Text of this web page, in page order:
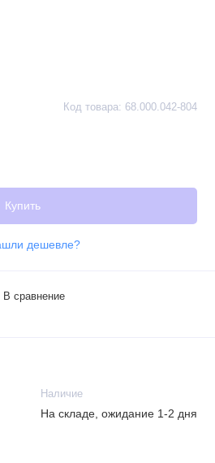
Код товара: 68.000.042-804
Купить
дешевле?
В сравнение
Наличие
На складе, ожидание 1-2 дня